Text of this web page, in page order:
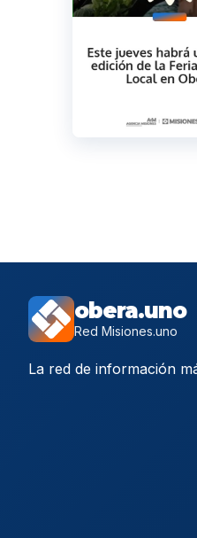
obera.uno
Red Misiones.uno
La red de información